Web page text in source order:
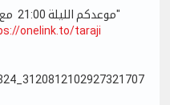
موعدكم الليلة 21:00 مع الحلقة الثانية للوثائقي "أحنا الترجي"
onelink.to/taraji